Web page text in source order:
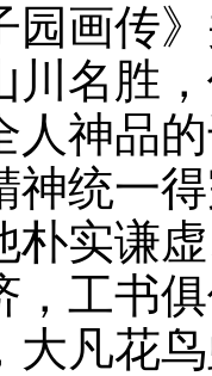
园画传
川名胜
人神品
神统一
朴实谦
，工书
大凡花